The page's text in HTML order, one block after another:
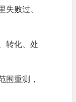
败过、
转化、处
围重测，